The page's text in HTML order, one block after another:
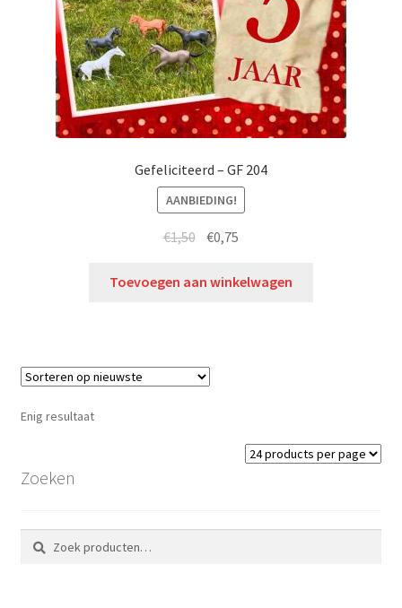
Gefeliciteerd – GF 204
AANBIEDING!
€1,50 €0,75
Toevoegen aan winkelwagen
Enig resultaat
Zoeken
Zoeken
naar:
Zoeken